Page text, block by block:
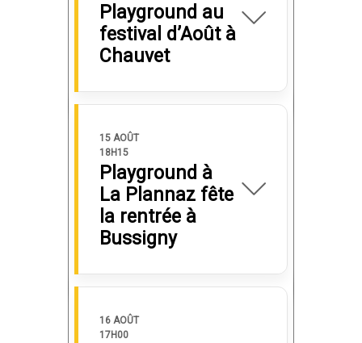
Playground au
festival d’Août à
Chauvet
15 AOÛT
18H15
Playground à
La Plannaz fête
la rentrée à
Bussigny
16 AOÛT
17H00